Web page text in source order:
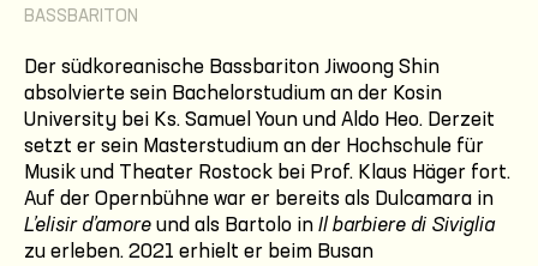
BASSBARITON
Der südkoreanische Bassbariton Jiwoong Shin
absolvierte sein Bachelorstudium an der Kosin
University bei Ks. Samuel Youn und Aldo Heo. Derzeit
setzt er sein Masterstudium an der Hochschule für
Musik und Theater Rostock bei Prof. Klaus Häger fort.
Auf der Opernbühne war er bereits als Dulcamara in
L’elisir d’amore und als Bartolo in Il barbiere di Siviglia
zu erleben. 2021 erhielt er beim Busan